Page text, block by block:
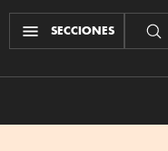
SECCIONES